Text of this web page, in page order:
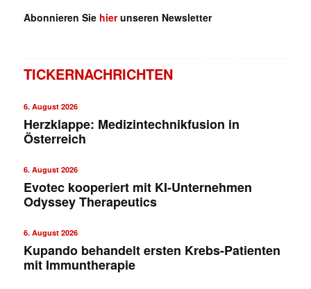
Abonnieren Sie hierunseren Newsletter
TICKERNACHRICHTEN
6. August 2026
Herzklappe: Medizintechnikfusion in
Österreich
6. August 2026
Evotec kooperiert mit KI-Unternehmen
Odyssey Therapeutics
6. August 2026
Kupando behandelt ersten Krebs-Patienten
mit Immuntherapie